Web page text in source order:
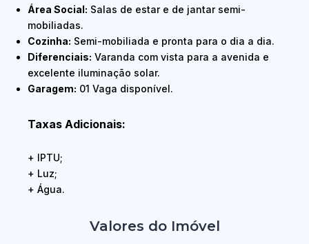
Área Social: Salas de estar e de jantar semi-
mobiliadas.
Cozinha: Semi-mobiliada e pronta para o dia a dia.
Diferenciais: Varanda com vista para a avenida e
excelente iluminação solar.
Garagem: 01 Vaga disponível.
Taxas Adicionais:
+ IPTU;
+ Luz;
+ Água.
Valores do Imóvel